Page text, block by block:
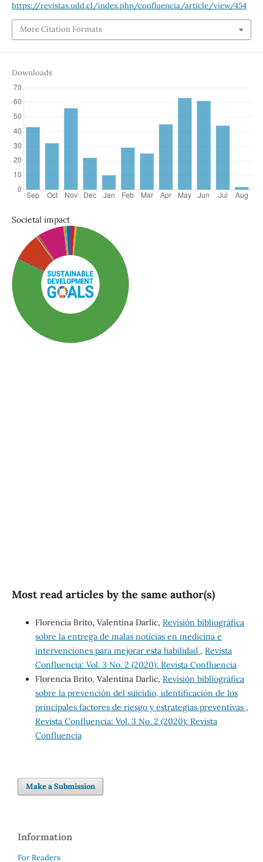
https://revistas.udd.cl/index.php/confluencia/article/view/454
More Citation Formats
Downloads
Societal impact
Most read articles by the same author(s)
Florencia Brito, Valentina Darlic, Revisión bibliográfica
sobre la entrega de malas noticias en medicina e
intervenciones para mejorar esta habilidad , Revista
Confluencia: Vol. 3 No. 2 (2020): Revista Confluencia
Florencia Brito, Valentina Darlic, Revisión bibliográfica
sobre la prevención del suicidio, identificación de los
principales factores de riesgo y estrategias preventivas ,
Revista Confluencia: Vol. 3 No. 2 (2020): Revista
Confluencia
Make a Submission
Information
For Readers